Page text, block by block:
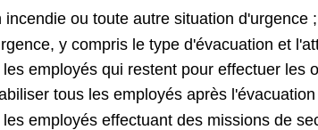
ou toute autre situation d'urgence ;
y compris le type d'évacuation et
employés qui restent pour effectuer les
tous les employés après l'évacuation
employés effectuant des missions de